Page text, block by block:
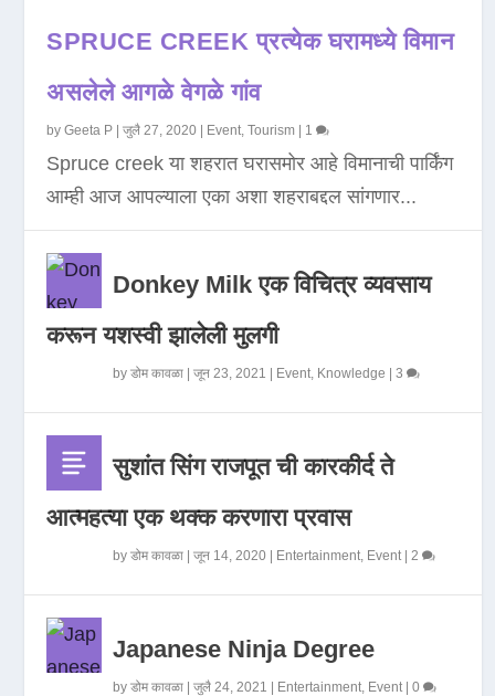
SPRUCE CREEK प्रत्येक घरामध्ये विमान
असलेले आगळे वेगळे गांव
byGeeta P |जुलै 27, 2020 Event,Tourism 1
Spruce creek या शहरात घरासमोर आहे विमानाची पार्किंग
आम्ही आज आपल्याला एका अशा शहराबद्दल सांगणार...
Donkey Milk एक विचित्र व्यवसाय
करून यशस्वी झालेली मुलगी
byडोम कावळा |जून 23, 2021 Event, Knowledge |3
सुशांत सिंग राजपूत ची कारकीर्द ते
आत्महत्या एक थक्क करणारा प्रवास
byडोम कावळा |जून 14, 2020 Entertainment, Event|2
Japanese Ninja Degree
byडोम कावळा |जुलै 24, 2021 Entertainment, Event|0